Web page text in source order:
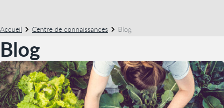
Accueil Centre de connaissances Blog
Blog